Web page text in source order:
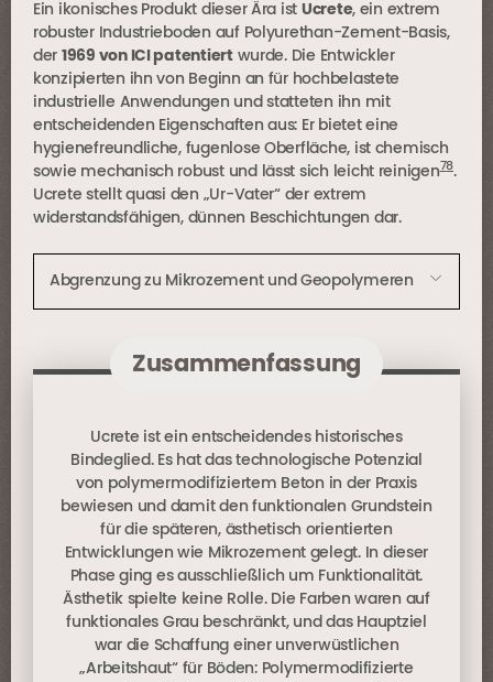
Ein ikonisches Produkt dieser Ära ist Ucrete, ein extrem
robuster Industrieboden auf Polyurethan-Zement-Basis,
der 1969 von ICI patentiertwurde. Die Entwickler
konzipierten ihn von Beginn an für hochbelastete
industrielle Anwendungen und statteten ihn mit
entscheidenden Eigenschaften aus: Er bietet eine
hygienefreundliche, fugenlose Oberfläche, ist chemisch
sowie mechanisch robust und lässt sich leicht reinigen 78.
Ucrete stellt quasi den „Ur-Vater“ der extrem
widerstandsfähigen, dünnen Beschichtungen dar.
Abgrenzung zu Mikrozement und Geopolymeren
Zusammenfassung
Ucrete ist ein entscheidendes historisches
Bindeglied. Es hat das technologische Potenzial
von polymermodifiziertem Beton in der Praxis
bewiesen und damit den funktionalen Grundstein
für die späteren, ästhetisch orientierten
Entwicklungen wie Mikrozement gelegt. In dieser
Phase ging es ausschließlich um Funktionalität.
Ästhetik spielte keine Rolle. Die Farben waren auf
funktionales Grau beschränkt, und das Hauptziel
war die Schaffung einer unverwüstlichen
„Arbeitshaut“ für Böden: Polymermodifizierte